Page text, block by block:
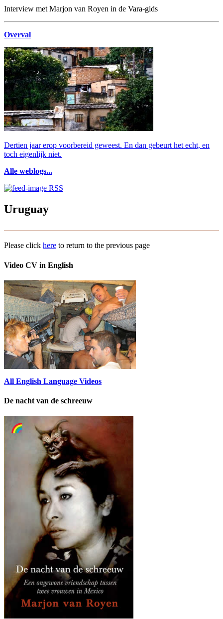
Interview met Marjon van Royen in de Vara-gids
Overval
Dertien jaar erop voorbereid geweest. En dan gebeurt het echt, en
toch eigenlijk niet.
Alle weblogs...
RSS
Uruguay
Please click here to return to the previous page
Video CV in English
All English Language Videos
De nacht van de schreeuw